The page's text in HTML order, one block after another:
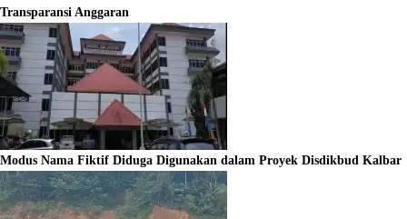
Transparansi Anggaran
Modus Nama Fiktif Diduga Digunakan dalam Proyek Disdikbud Kalbar